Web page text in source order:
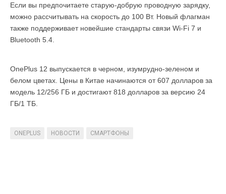
Если вы предпочитаете старую-добрую проводную зарядку,
можно рассчитывать на скорость до 100 Вт. Новый флагман
также поддерживает новейшие стандарты связи Wi-Fi 7 и
Bluetooth 5.4.
OnePlus 12 выпускается в черном, изумрудно-зеленом и
белом цветах. Цены в Китае начинаются от 607 долларов за
модель 12/256 ГБ и достигают 818 долларов за версию 24
ГБ/1 ТБ.
ONEPLUS НОВОСТИ СМАРТФОНЫ